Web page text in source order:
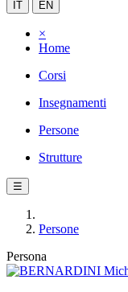
IT EN
×
Home
Corsi
Insegnamenti
Persone
Strutture
☰
Persone
Persona